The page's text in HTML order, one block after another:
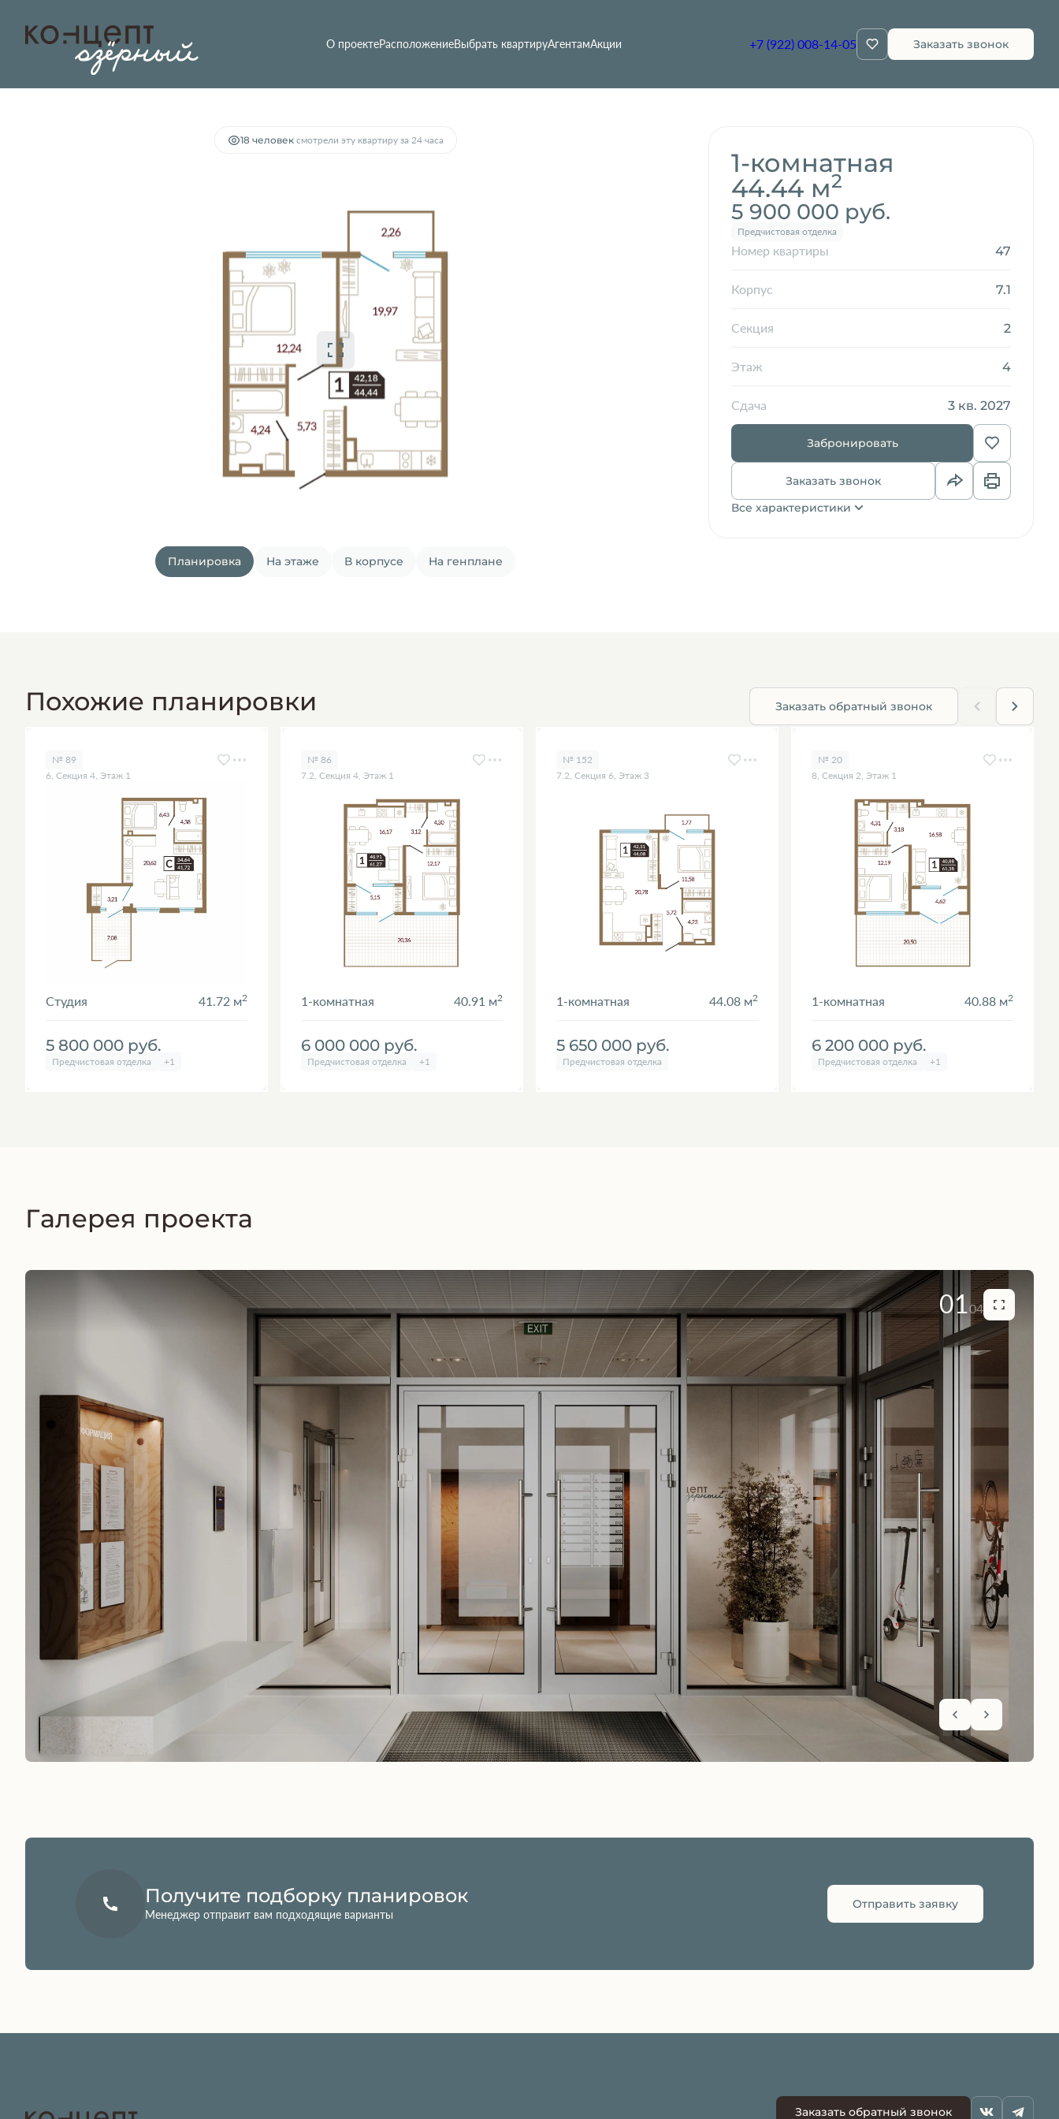
О проектеРасположениеВыбрать квартируАгентамАкции +7 (922) 008-14-05 Заказать звонок
1-комнатная44.44 м2 Забронировать
18 человек смотрели эту квартиру за 24 часа
Планировка На этаже В корпусе На генплане
1-комнатная
44.44 м2
5 900 000 руб.
Предчистовая отделка
Номер квартиры 47
Корпус 7.1
Секция 2
Этаж 4
Сдача 3 кв. 2027
Забронировать
Заказать звонок
Все характеристики
Похожие планировки Заказать обратный звонок
№ 89
6, Секция 4, Этаж 1
Студия 41.72 м2
5 800 000 руб.
Предчистовая отделка +1
№ 86
7.2, Секция 4, Этаж 1
1-комнатная 40.91 м2
6 000 000 руб.
Предчистовая отделка +1
№ 152
7.2, Секция 6, Этаж 3
1-комнатная 44.08 м2
5 650 000 руб.
Предчистовая отделка
№ 20
8, Секция 2, Этаж 1
1-комнатная 40.88 м2
6 200 000 руб.
Предчистовая отделка +1
Галерея проекта
0104
Получите подборку планировок
Менеджер отправит вам подходящие варианты
Отправить заявку
Заказать обратный звонок